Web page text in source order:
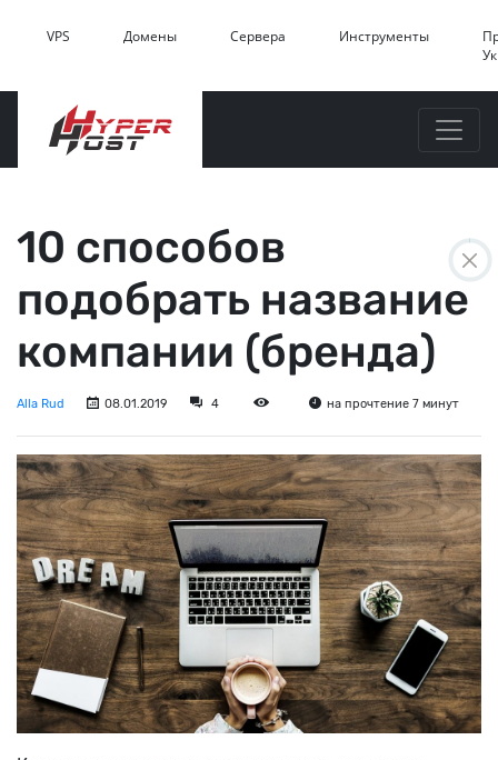
VPS Домены Сервера Инструменты
10 способов
подобрать название
компании (бренда)
Alla Rud 08.01.2019 4 на прочтение 7 минут